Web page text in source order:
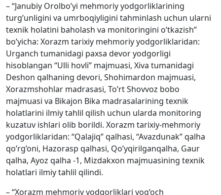
– “Janubiy Orolbo’yi mehmoriy yodgorliklarining
turg’unligini va umrboqiyligini tahminlash uchun ularni
texnik holatini baholash va monitoringini o’tkazish”
bo’yicha: Xorazm tarixiy mehmoriy yodgorliklaridan:
Urganch tumanidagi paxsa devor yodgorligi
hisoblangan “Ulli hovli” majmuasi, Xiva tumanidagi
Deshon qalhaning devori, Shohimardon majmuasi,
Xorazmshohlar madrasasi, To’rt Shovvoz bobo
majmuasi va Bikajon Bika madrasalarining texnik
holatlarini ilmiy tahlil qilish uchun ularda monitoring
kuzatuv ishlari olib borildi. Xorazm tarixiy-mehmoriy
yodgorliklaridan: “Qalajiq” qalhasi, “Avazdunak” qalha
qo’rg’oni, Hazorasp qalhasi, Qo’yqirilganqalha, Gaur
qalha, Ayoz qalha -1, Mizdakxon majmuasining texnik
holatlari ilmiy tahlil qilindi.
– “Xorazm mehmoriy yodgorliklari yog’och